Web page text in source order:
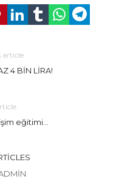
article
4 BİN LİRA!
eğitimi…